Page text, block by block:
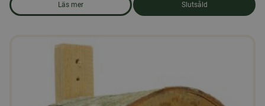
Läs mer
om produkten Blå fågelholk
Slutsåld